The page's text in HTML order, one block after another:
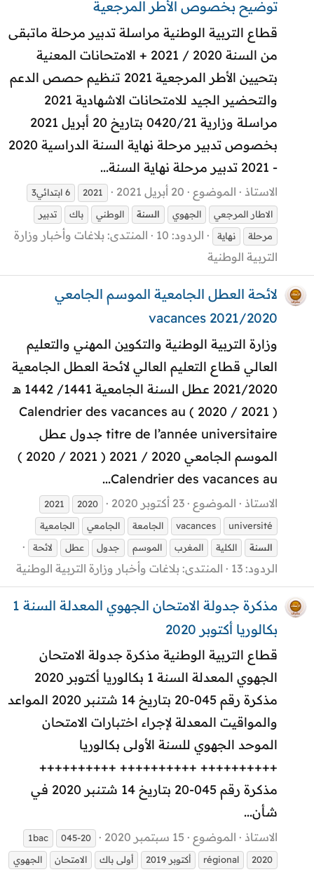
توضيح بخصوص الأطر المرجعية
قطاع التربية الوطنية مراسلة تدبير مرحلة ماتبقى
من السنة 2020 / 2021 + الامتحانات المعنية
بتحيين الأطر المرجعية 2021 تنظيم حصص الدعم
والتحضير الجيد للامتحانات الاشهادية 2021
مراسلة وزارية 0420/21 بتاريخ 20 أبريل 2021
بخصوص تدبير مرحلة نهاية السنة الدراسية 2020
- 2021 تدبير مرحلة نهاية السنة...
الاستاذ الموضوع 20 أبريل 2021 2021
6 ابتدائي3
الاطار المرجعي
الجهوي السنة الوطني باك
تدبير
مرحلة
نهاية الردود: 10 المنتدى: بلاغات وأخبار وزارة
التربية الوطنية
لائحة العطل الجامعية الموسم الجامعي
2021/2020 vacances
وزارة التربية الوطنية والتكوين المهني والتعليم
العالي قطاع التعليم العالي لائحة العطل الجامعية
2021/2020 عطل السنة الجامعية 1441/ 1442 هـ
( 2021 / 2020 ) Calendrier des vacances au
titre de l’année universitaire جدول عطل
الموسم الجامعي 2020 / 2021 ( 2021 / 2020 )
Calendrier des vacances au...
الاستاذ الموضوع 23 أكتوبر 2020 2020
2021
université
vacances الجامعة الجامعي
الجامعية
السنة
الكلية المغرب الموسم جدول عطل لائحة
الردود: 13 المنتدى: بلاغات وأخبار وزارة التربية الوطنية
مذكرة جدولة الامتحان الجهوي المعدلة السنة 1
بكالوريا أكتوبر 2020
قطاع التربية الوطنية مذكرة جدولة الامتحان
الجهوي المعدلة السنة 1 بكالوريا أكتوبر 2020
مذكرة رقم 045-20 بتاريخ 14 شتنبر 2020 المواعد
والمواقيت المعدلة لإجراء اختبارات الامتحان
الموحد الجهوي للسنة الأولى بكالوريا
++++++++++ ++++++++++ ++++++++++
مذكرة رقم 045-20 بتاريخ 14 شتنبر 2020 في
شأن...
الاستاذ الموضوع 15 سبتمبر 2020 045-20
1bac
2020
régional أكتوبر 2019 أولى باك الامتحان
الجهوي